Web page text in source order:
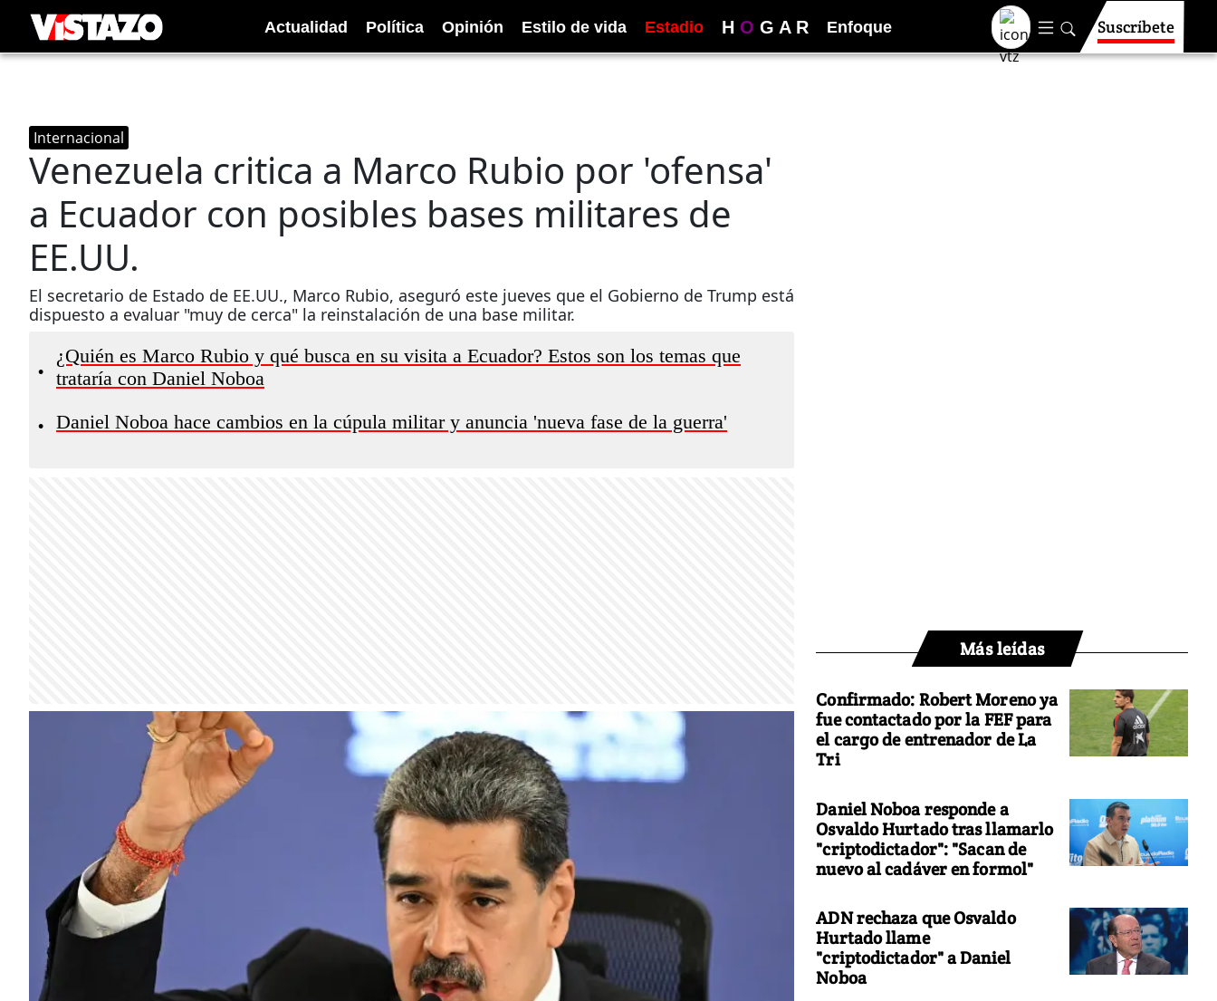
Actualidad Política Opinión Estilo de vida Estadio H O G A R Enfoque Suscríbete
Internacional
Venezuela critica a Marco Rubio por 'ofensa'
a Ecuador con posibles bases militares de
EE.UU.
El secretario de Estado de EE.UU., Marco Rubio, aseguró este jueves que el Gobierno de Trump está
dispuesto a evaluar "muy de cerca" la reinstalación de una base militar.
•
¿Quién es Marco Rubio y qué busca en su visita a Ecuador? Estos son los temas que
trataría con Daniel Noboa
• Daniel Noboa hace cambios en la cúpula militar y anuncia 'nueva fase de la guerra'
Más leídas
Confirmado: Robert Moreno ya
fue contactado por la FEF para
el cargo de entrenador de La
Tri
Daniel Noboa responde a
Osvaldo Hurtado tras llamarlo
"criptodictador": "Sacan de
nuevo al cadáver en formol"
ADN rechaza que Osvaldo
Hurtado llame
"criptodictador" a Daniel
Noboa